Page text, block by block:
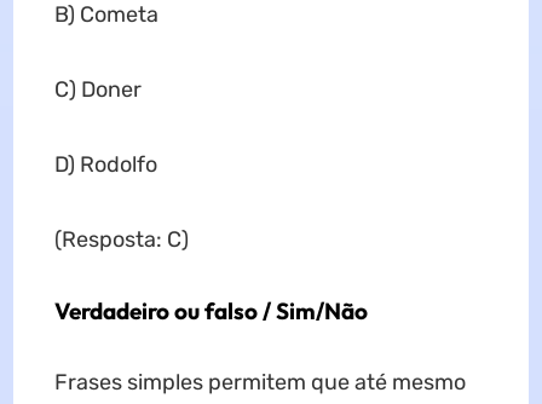
B) Cometa
C) Doner
D) Rodolfo
(Resposta: C)
Verdadeiro ou falso / Sim/Não
Frases simples permitem que até mesmo